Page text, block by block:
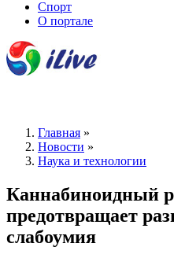
Спорт
О портале
Главная »
Новости »
Наука и технологии
Каннабиноидный
предотвращает
слабоумия